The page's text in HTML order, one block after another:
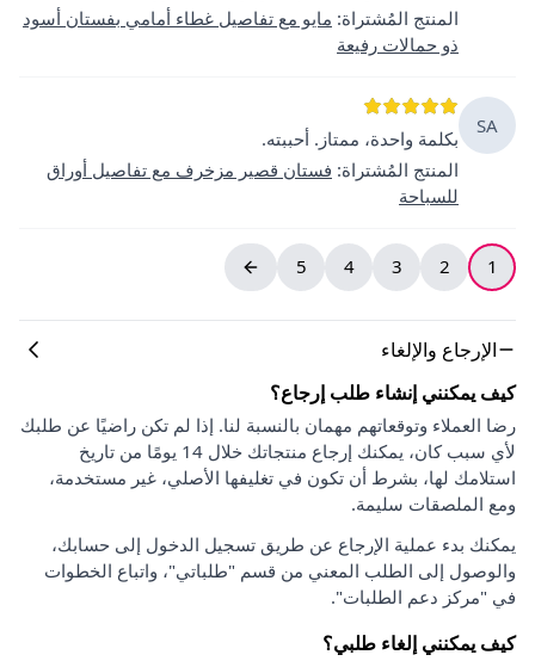
المنتج المُشتراة: مايو مع تفاصيل غطاء أمامي بفستان أسود
ذو حمالات رفيعة
SA
بكلمة واحدة، ممتاز. أحببته.
المنتج المُشتراة: فستان قصير مزخرف مع تفاصيل أوراق
للسباحة
1
2
3
4
5
الإرجاع والإلغاء
كيف يمكنني إنشاء طلب إرجاع؟
رضا العملاء وتوقعاتهم مهمان بالنسبة لنا. إذا لم تكن راضيًا عن طلبك
لأي سبب كان، يمكنك إرجاع منتجاتك خلال 14 يومًا من تاريخ
استلامك لها، بشرط أن تكون في تغليفها الأصلي، غير مستخدمة،
ومع الملصقات سليمة.
يمكنك بدء عملية الإرجاع عن طريق تسجيل الدخول إلى حسابك،
والوصول إلى الطلب المعني من قسم "طلباتي"، واتباع الخطوات
في "مركز دعم الطلبات".
كيف يمكنني إلغاء طلبي؟